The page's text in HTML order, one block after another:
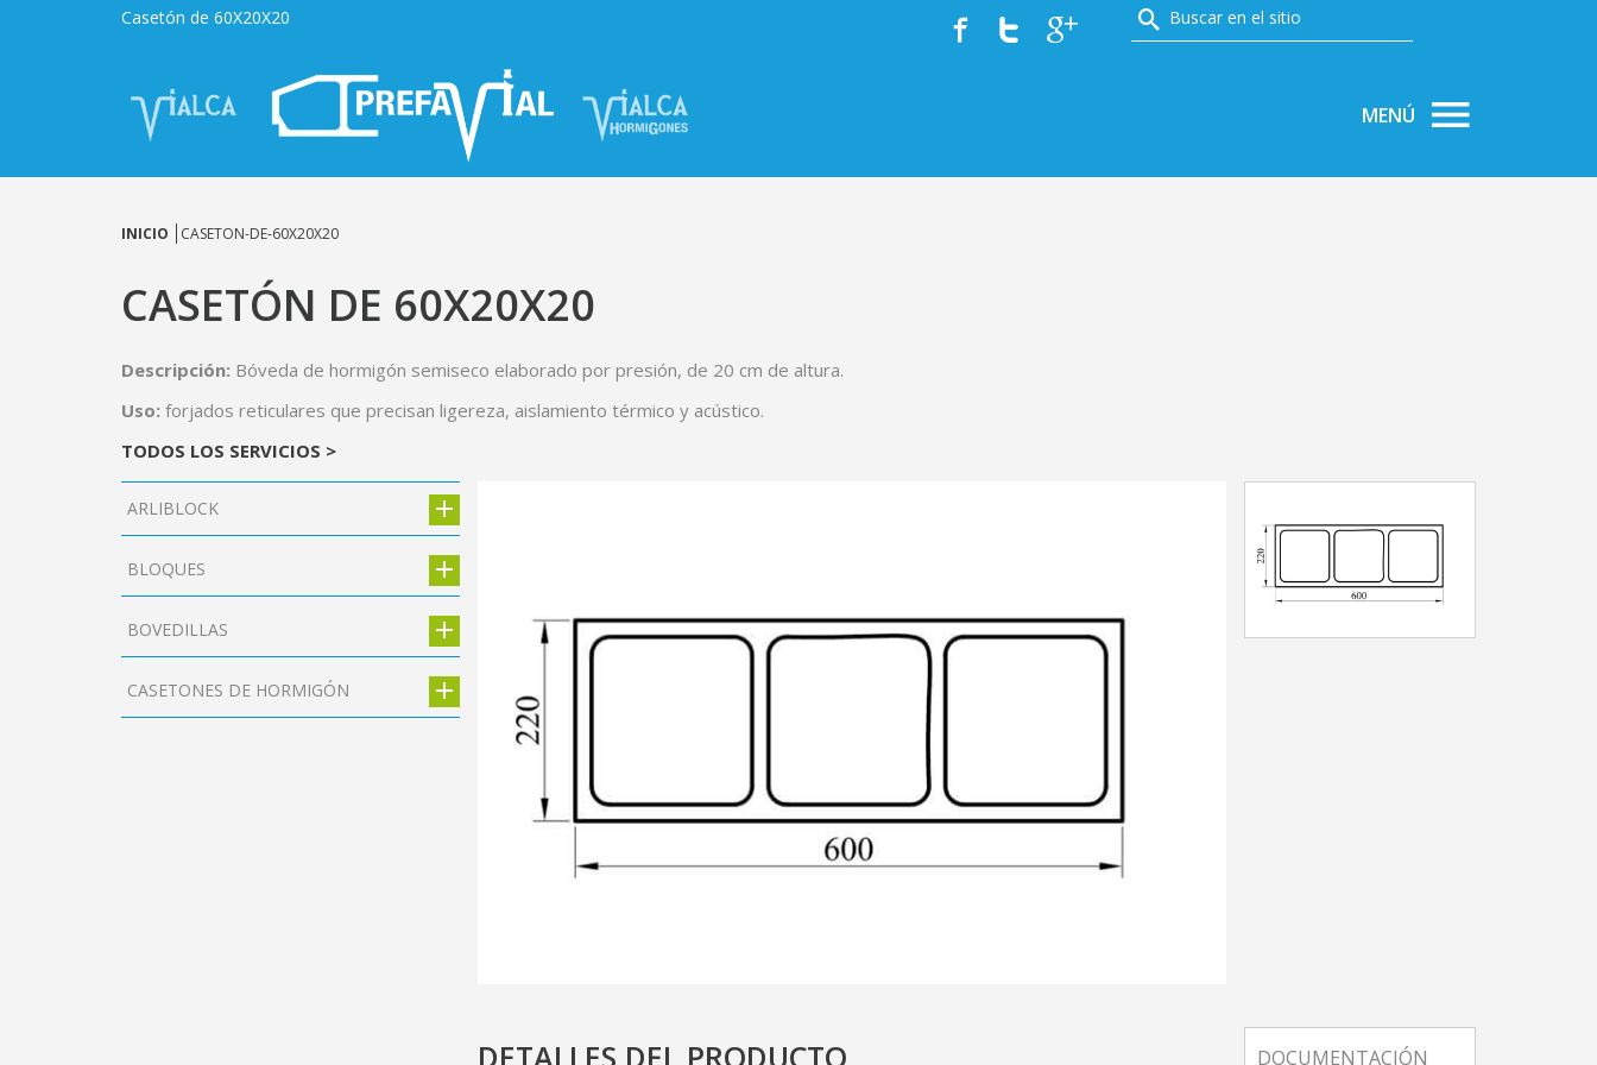
SERVICIOS PRODUCTOS ÁREA TÉCNICA NOTICIAS
Casetón de 60X20X20
INICIO CASETON-DE-60X20X20
CASETÓN DE 60X20X20
Descripción: Bóveda de hormigón semiseco elaborado por presión, de 20 cm de altura.
Uso: forjados reticulares que precisan ligereza, aislamiento térmico y acústico.
TODOS LOS SERVICIOS >
ARLIBLOCK
BLOQUES
BOVEDILLAS
CASETONES DE HORMIGÓN
DOCUMENTACIÓN
DETALLES DEL PRODUCTO